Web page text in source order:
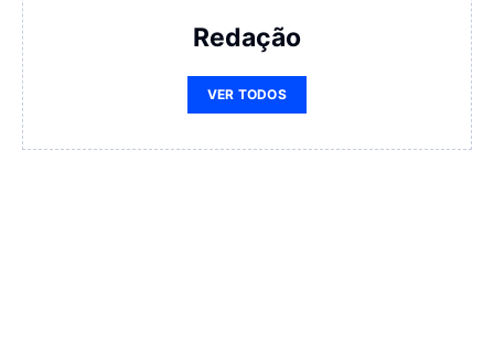
Redação
VER TODOS